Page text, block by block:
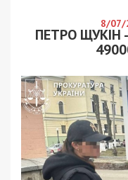
8/07/
ПЕТРО ЩУКІН